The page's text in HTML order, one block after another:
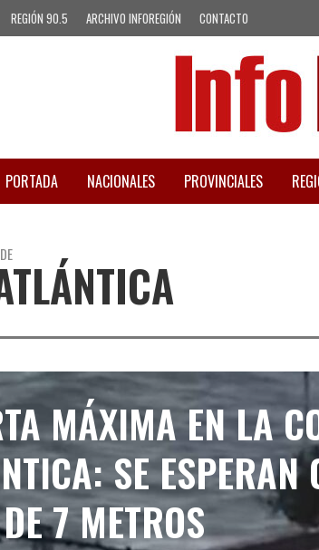
REGIÓN 90.5 ARCHIVO INFOREGIÓN CONTACTO
PORTADA NACIONALES PROVINCIALES
MÁXIMA EN LA
SE ESPERAN
7 METROS